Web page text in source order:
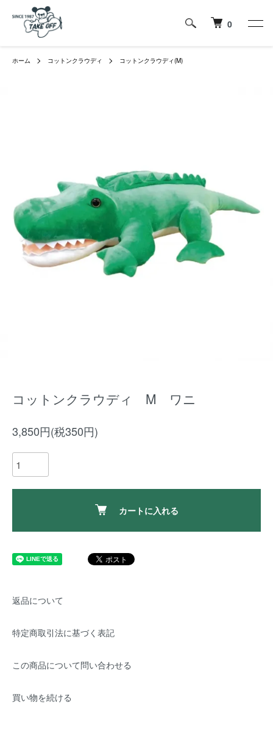
0
ホーム コットンクラウディ コットンクラウディ(M)
コットンクラウディ M ワニ
3,850円(税350円)
カートに入れる
返品について
特定商取引法に基づく表記
この商品について問い合わせる
買い物を続ける